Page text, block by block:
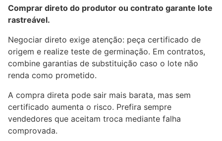
Comprar direto do produtor ou contrato garante lote
rastreável.
Negociar direto exige atenção: peça certificado de
origem e realize teste de germinação. Em contratos,
combine garantias de substituição caso o lote não
renda como prometido.
A compra direta pode sair mais barata, mas sem
certificado aumenta o risco. Prefira sempre
vendedores que aceitam troca mediante falha
comprovada.